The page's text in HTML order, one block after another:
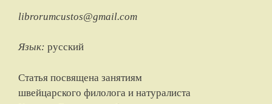
librorumcustos@gmail.com
Язык: русский
Статья посвящена занятиям
швейцарского филолога и натуралиста